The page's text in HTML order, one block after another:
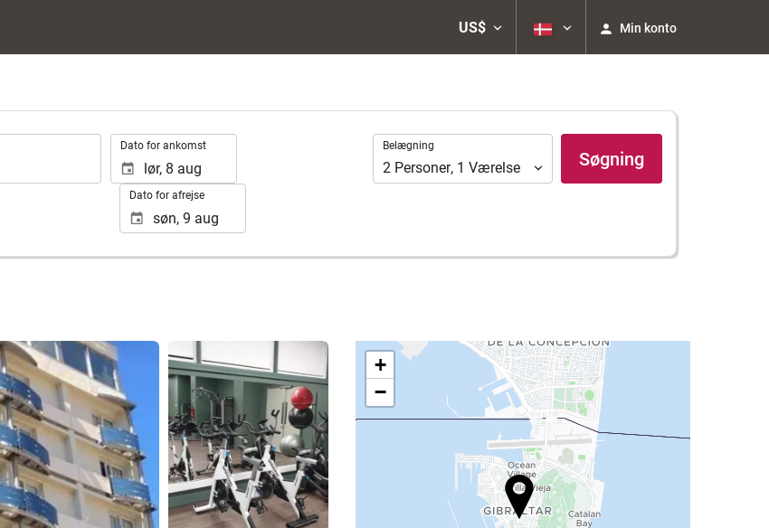
US$ Min konto
Dato for ankomst
Dato for afrejse
Belægning
Belægning
2 Personer, 1 Værelse Søgning
Se 25 fotos
+
−